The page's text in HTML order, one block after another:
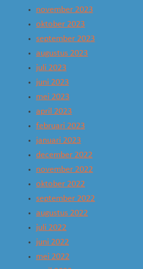
november 2023
oktober 2023
september 2023
augustus 2023
juli 2023
juni 2023
mei 2023
april 2023
februari 2023
januari 2023
december 2022
november 2022
oktober 2022
september 2022
augustus 2022
juli 2022
juni 2022
mei 2022